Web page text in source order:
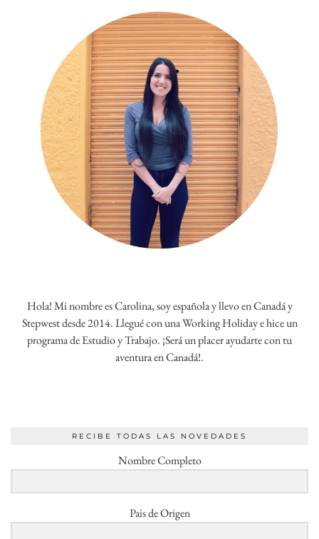
Hola! Mi nombre es Carolina, soy española y llevo en Canadá y
Stepwest desde 2014. Llegué con una Working Holiday e hice un
programa de Estudio y Trabajo. ¡Será un placer ayudarte con tu
aventura en Canadá!.
RECIBE TODAS LAS NOVEDADES
Nombre Completo
Pais de Origen